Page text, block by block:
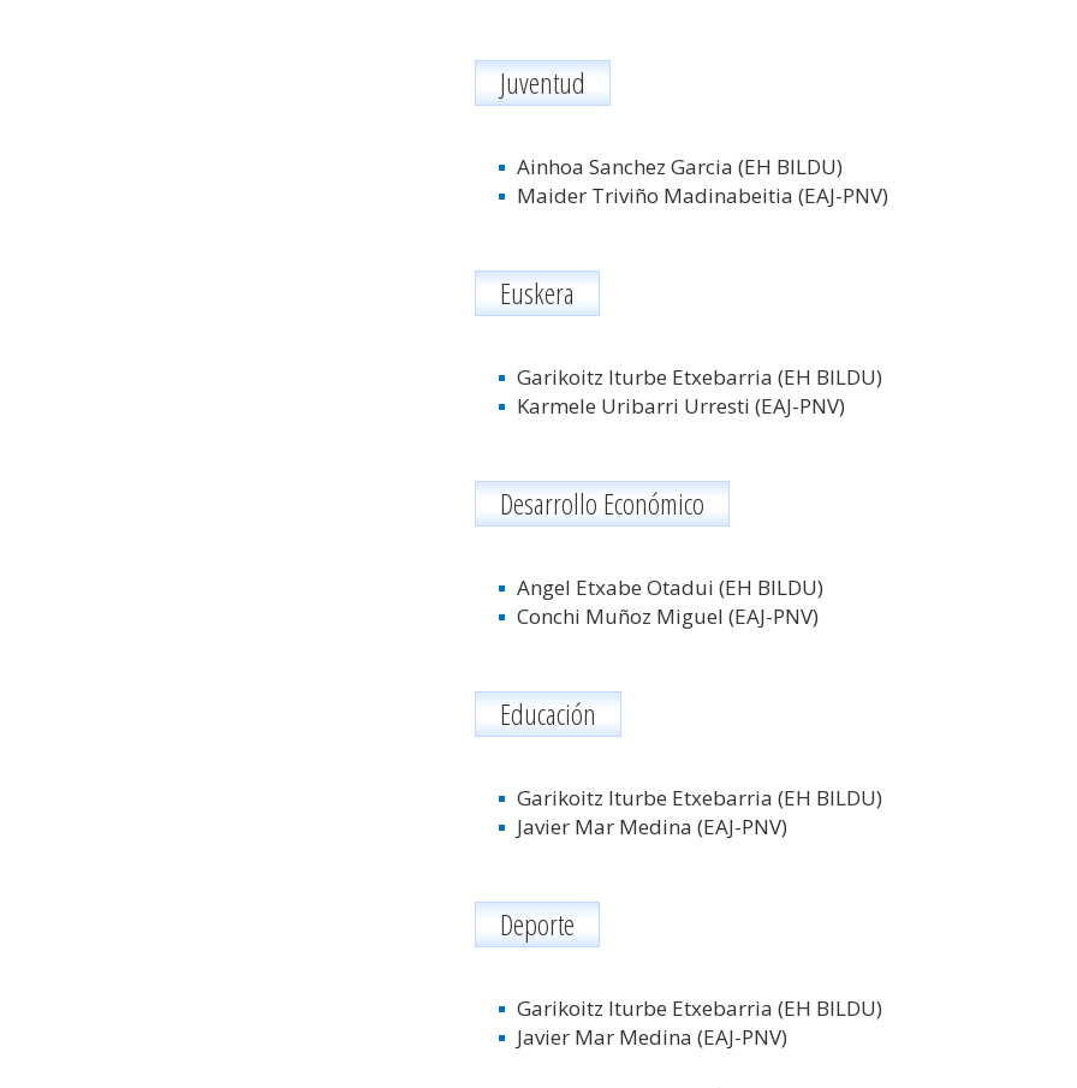
Juventud
Ainhoa Sanchez Garcia (EH BILDU)
Maider Triviño Madinabeitia (EAJ-PNV)
Euskera
Garikoitz Iturbe Etxebarria (EH BILDU)
Karmele Uribarri Urresti (EAJ-PNV)
Desarrollo Económico
Angel Etxabe Otadui (EH BILDU)
Conchi Muñoz Miguel (EAJ-PNV)
Educación
Garikoitz Iturbe Etxebarria (EH BILDU)
Javier Mar Medina (EAJ-PNV)
Deporte
Garikoitz Iturbe Etxebarria (EH BILDU)
Javier Mar Medina (EAJ-PNV)